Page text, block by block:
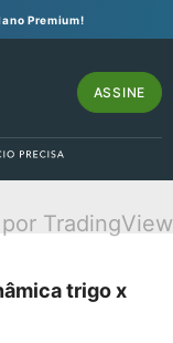
Premium!
ASSINE
por TradingView
trigo x